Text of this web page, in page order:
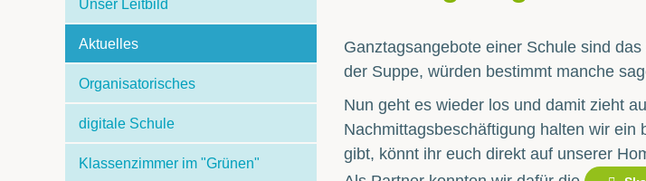
Unser Leitbild
Aktuelles
Organisatorisches
digitale Schule
Klassenzimmer im "Grünen"
Ganztagsangebote einer Schule sind das
der Suppe, würden bestimmt manche
Nun geht es wieder los und damit zieht
Nachmittagsbeschäftigung halten wir ein
gibt, könnt ihr euch direkt auf unserer